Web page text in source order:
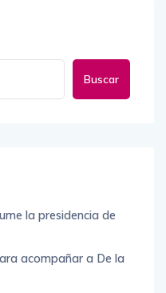
Buscar
la presidencia de
acompañar a De la